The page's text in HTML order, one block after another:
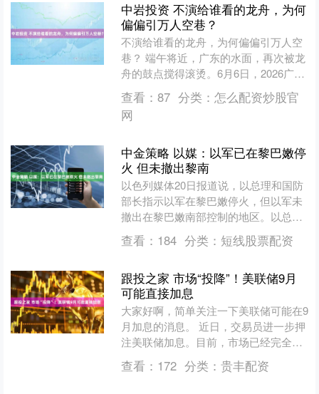
中岩投资 不演给谁看的龙舟，为何
偏偏引万人空巷？
不演给谁看的龙舟，为何偏偏引万人空
巷？ 端午将近，广东的水面，再次被龙
舟的鼓点搅得滚烫。6月6日，2026广州
市海珠龙舟超级联赛在暴雨中开赛，选
手浑身湿透，观众....
查看： 87 分类： 怎么配资炒股官
网
中金策略 以媒：以军已在黎巴嫩停
火 但未撤出黎南
以色列媒体20日报道说，以总理和国防
部长指示以军在黎巴嫩停火，但以军未
撤出在黎巴嫩南部控制的地区。以总理
内塔尼亚胡重申“只要有必要”以军会一
直驻留黎南部。 以色....
查看： 184 分类： 短线股票配资
跟投之家 市场“投降”！美联储9月
可能直接加息
大家好啊，简单关注一下美联储可能在9
月加息的消息。 近日，交易员进一步押
注美联储加息。目前，市场已经完全计
价美联储将在9月前加息25个基点。 与
美联储议息会议日....
查看： 172 分类： 贵丰配资